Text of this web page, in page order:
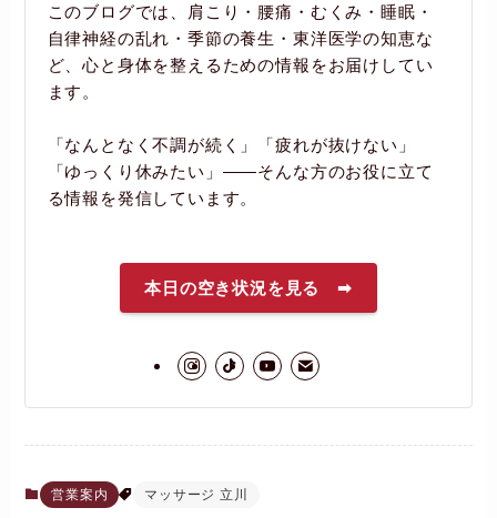
このブログでは、肩こり・腰痛・むくみ・睡眠・
自律神経の乱れ・季節の養生・東洋医学の知恵な
ど、心と身体を整えるための情報をお届けしてい
ます。
「なんとなく不調が続く」「疲れが抜けない」
「ゆっくり休みたい」――そんな方のお役に立て
る情報を発信しています。
本日の空き状況を見る ➡
営業案内 マッサージ 立川